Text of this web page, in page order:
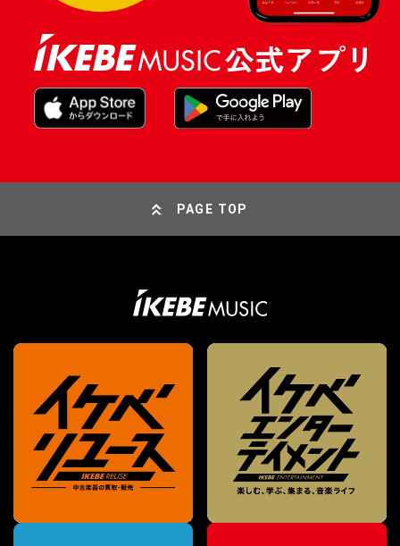
PAGE TOP